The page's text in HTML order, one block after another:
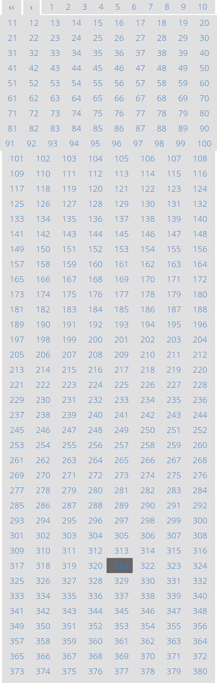
<< < 1 2 3 4 5 6 7 8 9
10
11
12 13 14 15 16 17 18 19
20
21
22 23 24 25 26 27 28 29
30
31
32 33 34 35 36 37 38 39
40
41
42 43 44 45 46 47 48 49
50
51
52 53 54 55 56 57 58 59
60
61
62 63 64 65 66 67 68 69
70
71
72 73 74 75 76 77 78 79
80
81
82 83 84 85 86 87 88 89
90
91
92 93 94 95 96 97 98 99
100
101
102 103 104 105 106 107
108
109
110 111 112 113 114 115
116
117
118 119 120 121 122 123
124
125
126 127 128 129 130 131
132
133
134 135 136 137 138 139
140
141
142 143 144 145 146 147
148
149
150 151 152 153 154 155
156
157
158 159 160 161 162 163
164
165
166 167 168 169 170 171
172
173
174 175 176 177 178 179
180
181
182 183 184 185 186 187
188
189
190 191 192 193 194 195
196
197
198 199 200 201 202 203
204
205
206 207 208 209 210 211
212
213
214 215 216 217 218 219
220
221
222 223 224 225 226 227
228
229
230 231 232 233 234 235
236
237
238 239 240 241 242 243
244
245
246 247 248 249 250 251
252
253
254 255 256 257 258 259
260
261
262 263 264 265 266 267
268
269
270 271 272 273 274 275
276
277
278 279 280 281 282 283
284
285
286 287 288 289 290 291
292
293
294 295 296 297 298 299
300
301
302 303 304 305 306 307
308
309
310 311 312 313 314 315
316
317
318 319 320 321 322 323
324
325
326 327 328 329 330 331
332
333
334 335 336 337 338 339
340
341
342 343 344 345 346 347
348
349
350 351 352 353 354 355
356
357
358 359 360 361 362 363
364
365
366 367 368 369 370 371
372
373
374 375 376 377 378 379
380